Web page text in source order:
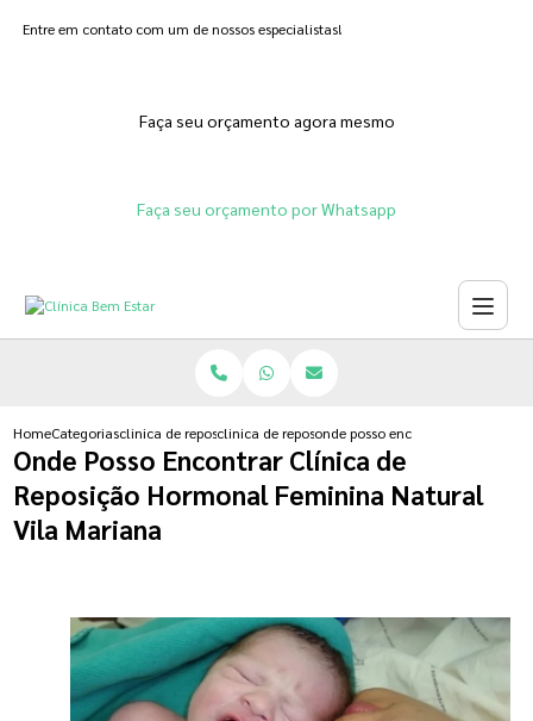
Entre em contato com um de nossos especialistas!
Faça seu orçamento agora mesmo
Faça seu orçamento por Whatsapp
HomeCategoriasclinica de reposicao hormonalclinica de reposicao hormonal menopausa
onde posso encontrar clinica de
Onde Posso Encontrar Clínica de
Reposição Hormonal Feminina Natural
Vila Mariana